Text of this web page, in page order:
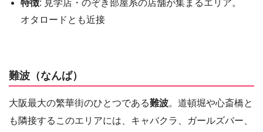
特徴: 見学店・のぞき部屋系の店舗が集まるエリア。
オタロードとも近接
難波（なんば）
大阪最大の繁華街のひとつである難波。道頓堀や心斎橋と
も隣接するこのエリアには、キャバクラ、ガールズバー、